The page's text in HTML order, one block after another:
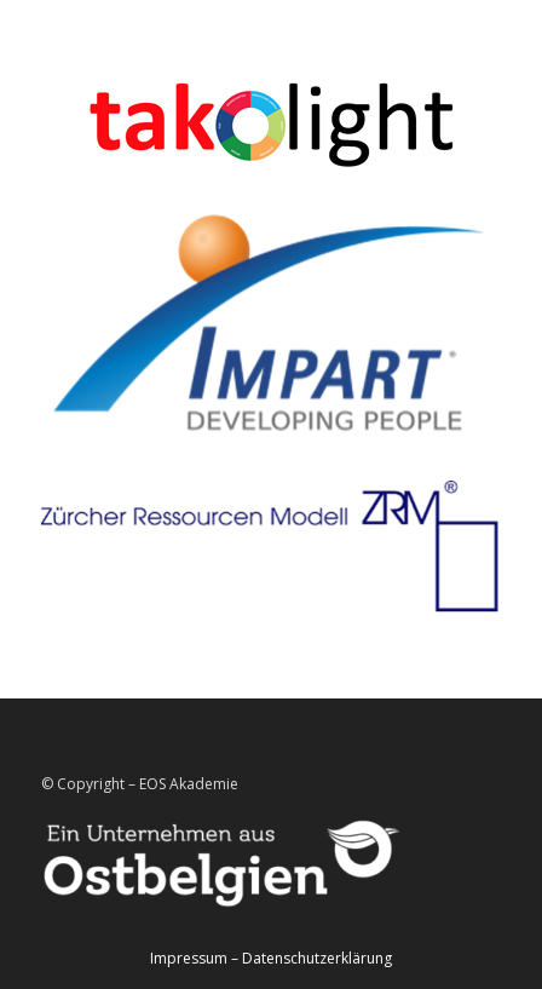
© Copyright – EOS Akademie
Impressum – Datenschutzerklärung